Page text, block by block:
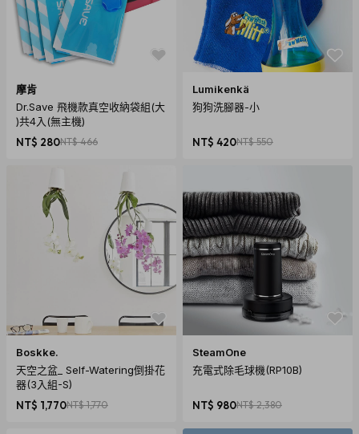
摩肯
Dr.Save 飛機款真空收納袋組(大
)共4入(無主機)
NT$ 280NT$ 466
Lumikenkä
狗狗洗腳器-小
NT$ 420NT$ 550
Boskke.
天空之盆_ Self-Watering倒掛花
器(3入組-S)
NT$ 1,770NT$ 1,770
SteamOne
充電式除毛球機(RP10B)
NT$ 980NT$ 2,380